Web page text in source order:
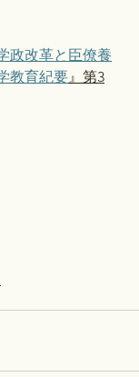
政改革と臣僚養
教育紀要』第3